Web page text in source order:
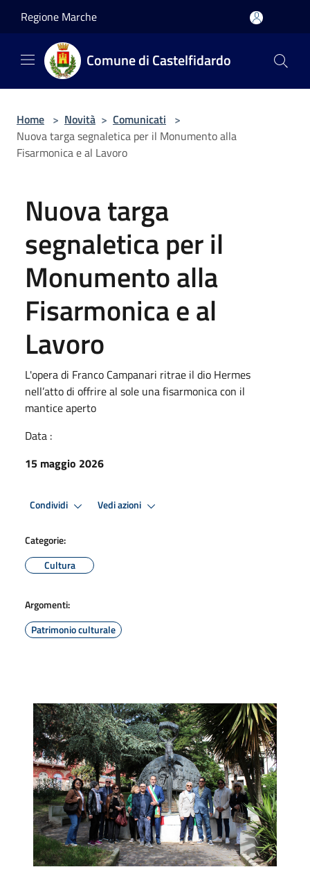
Regione Marche
Comune di Castelfidardo
Home > Novità > Comunicati >
Nuova targa segnaletica per il Monumento alla
Fisarmonica e al Lavoro
Nuova targa
segnaletica per il
Monumento alla
Fisarmonica e al
Lavoro
L'opera di Franco Campanari ritrae il dio Hermes
nell’atto di offrire al sole una fisarmonica con il
mantice aperto
Data :
15 maggio 2026
Condividi Vedi azioni
Categorie:
Cultura
Argomenti:
Patrimonio culturale